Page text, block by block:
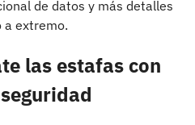
de datos y más detalles
a extremo.
las estafas con